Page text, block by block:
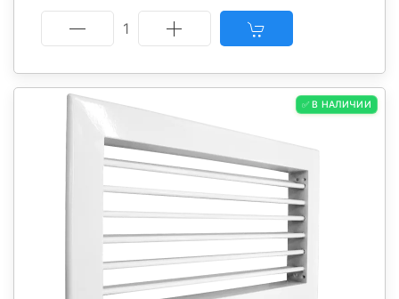
1
✅ В НАЛИЧИИ